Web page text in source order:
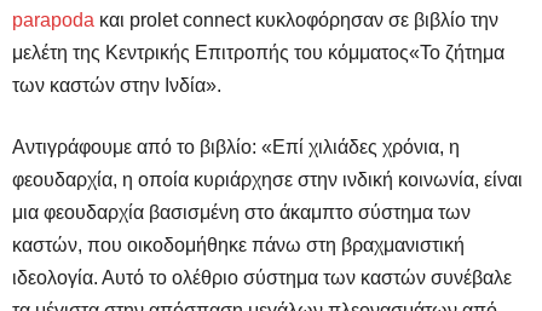
parapoda και prolet connect κυκλοφόρησαν σε βιβλίο την
μελέτη της Κεντρικής Επιτροπής του κόμματος«Το ζήτημα
των καστών στην Ινδία».
Αντιγράφουμε από το βιβλίο: «Επί χιλιάδες χρόνια, η
φεουδαρχία, η οποία κυριάρχησε στην ινδική κοινωνία, είναι
μια φεουδαρχία βασισμένη στο άκαμπτο σύστημα των
καστών, που οικοδομήθηκε πάνω στη βραχμανιστική
ιδεολογία. Αυτό το ολέθριο σύστημα των καστών συνέβαλε